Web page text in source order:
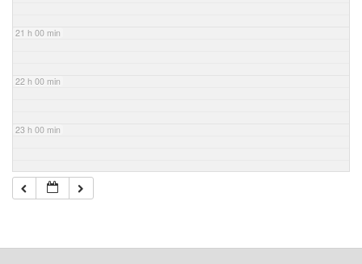
21 h 00 min
22 h 00 min
23 h 00 min